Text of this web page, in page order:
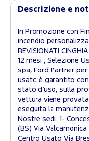
Descrizione e
In Promozione con
incendio
REVISIONATI
12 mesi , Selezione
spa, Ford Partner per
usato è garantito
stato d’uso, sulla
vettura viene
eseguita la
Nostre sedi: 1-
(BS) Via Valcamonica
Centro Usato Via